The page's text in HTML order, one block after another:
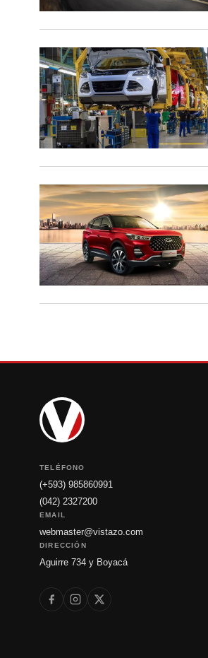
TELÉFONO
(+593) 985860991
(042) 2327200
EMAIL
webmaster@vistazo.com
DIRECCIÓN
Aguirre 734 y Boyacá